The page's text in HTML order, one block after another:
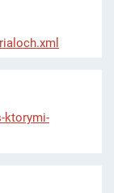
ktorymi-